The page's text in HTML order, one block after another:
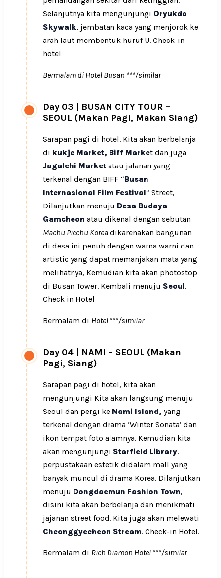
Selanjutnya kita mengunjungi Oryukdo
Skywalk, jembatan kaca yang menjorok ke
arah laut membentuk huruf U. Check-in
hotel
Bermalam di Hotel Busan ***/similar
Day 03
BUSAN CITY TOUR –
SEOUL (Makan Pagi, Makan Siang)
Sarapan pagi di hotel. Kita akan berbelanja
di kukje Market, Biff Market dan juga
Jagalchi Market atau jalanan yang
terkenal dengan BIFF “Busan
Internasional Film Festival” Street,
Dilanjutkan menuju Desa Budaya
Gamcheon atau dikenal dengan sebutan
Machu Picchu Korea dikarenakan bangunan
di desa ini penuh dengan warna warni dan
artistic yang dapat memanjakan mata yang
melihatnya, Kemudian kita akan photostop
di Busan Tower. Kembali menuju Seoul.
Check in Hotel
Bermalam di Hotel ***/similar
Day 04
NAMI – SEOUL (Makan
Pagi, Siang)
Sarapan pagi di hotel, kita akan
mengunjungi Kita akan langsung menuju
Seoul dan pergi ke Nami Island, yang
terkenal dengan drama ‘Winter Sonata’ dan
ikon tempat foto alamnya. Kemudian kita
akan mengunjungi Starfield Library,
perpustakaan estetik didalam mall yang
banyak muncul di drama Korea. Dilanjutkan
menuju Dongdaemun Fashion Town,
disini kita akan berbelanja dan menikmati
jajanan street food. Kita juga akan melewati
Cheonggyecheon Stream. Check-in Hotel.
Bermalam di Rich Diamon Hotel ***/similar